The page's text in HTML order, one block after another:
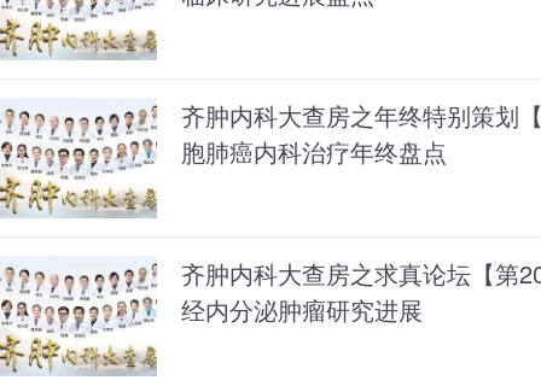
齐肿内科大查房之年终特别策划
胞肺癌内科治疗年终盘点
齐肿内科大查房之求真论坛【第
经内分泌肿瘤研究进展